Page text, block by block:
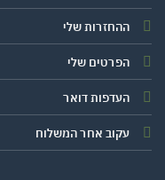
ההחזרות שלי
הפרטים שלי
העדפות דואר
עקוב אחר המשלוח